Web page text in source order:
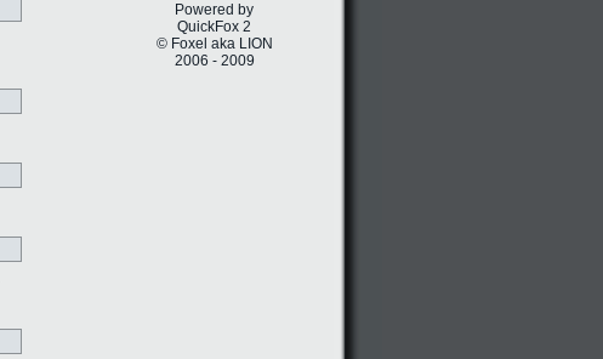
Powered by
QuickFox 2
© Foxel aka LION
2006 - 2009